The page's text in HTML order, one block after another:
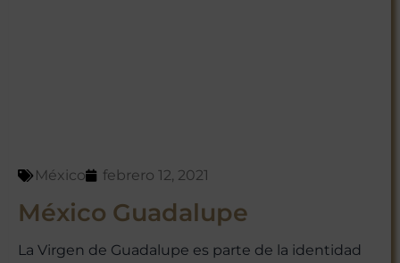
México febrero 12, 2021
México Guadalupe
La Virgen de Guadalupe es parte de la identidad